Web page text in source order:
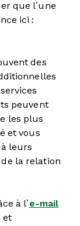
que l’une
ici :
des
peuvent
les plus
et vous
leurs
la relation
à l’e-mail
et